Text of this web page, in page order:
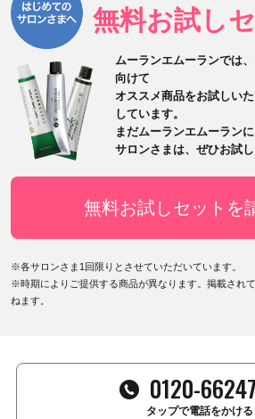
無料お試し
ムーランエムーランでは
向けて
オススメ商品をお試しい
しています。
まだムーランエムーラン
サロンさまは、 ぜひお試し
無料お試しセットを
※各サロンさま1回限りとさせていただいています。
※時期によりご提供する商品が異なります。掲載され
ねます。
0120-
タップで電話をかける